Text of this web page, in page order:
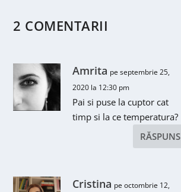
2 COMENTARII
Amrita pe septembrie 25,
2020 la 12:30 pm
Pai si puse la cuptor cat
timp si la ce temperatura?
RĂSPUNS
Cristina pe octombrie 12,